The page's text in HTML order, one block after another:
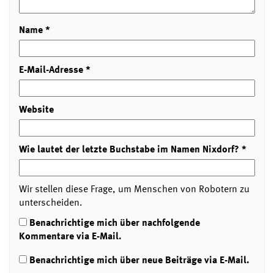
Name*
E-Mail-Adresse*
Website
Wie lautet der letzte Buchstabe im Namen Nixdorf? *
Wir stellen diese Frage, um Menschen von Robotern zu
unterscheiden.
Benachrichtige mich über nachfolgende
Kommentare via E-Mail.
Benachrichtige mich über neue Beiträge via E-Mail.